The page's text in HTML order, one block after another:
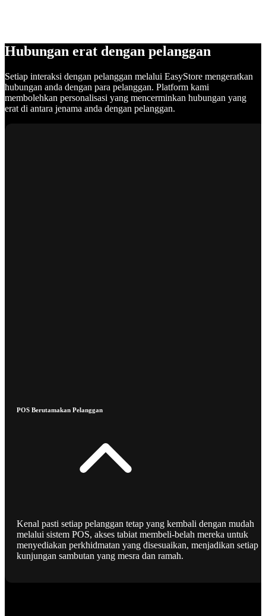
Hubungan erat dengan pelanggan
Setiap interaksi dengan pelanggan melalui EasyStore mengeratkan
hubungan anda dengan para pelanggan. Platform kami
membolehkan personalisasi yang mencerminkan hubungan yang
erat di antara jenama anda dengan pelanggan.
POS Berutamakan Pelanggan
Kenal pasti setiap pelanggan tetap yang kembali dengan mudah
melalui sistem POS, akses tabiat membeli-belah mereka untuk
menyediakan perkhidmatan yang disesuaikan, menjadikan setiap
kunjungan sambutan yang mesra dan ramah.